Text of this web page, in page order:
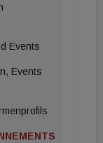
Events
Events